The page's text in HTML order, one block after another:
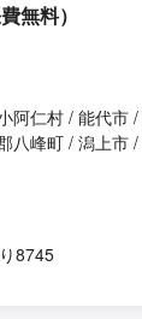
無料）
阿仁村 能代市
八峰町 潟上市
8745